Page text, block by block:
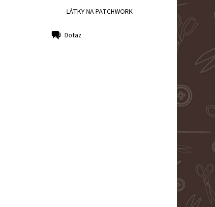
LÁTKY NA PATCHWORK
Dotaz